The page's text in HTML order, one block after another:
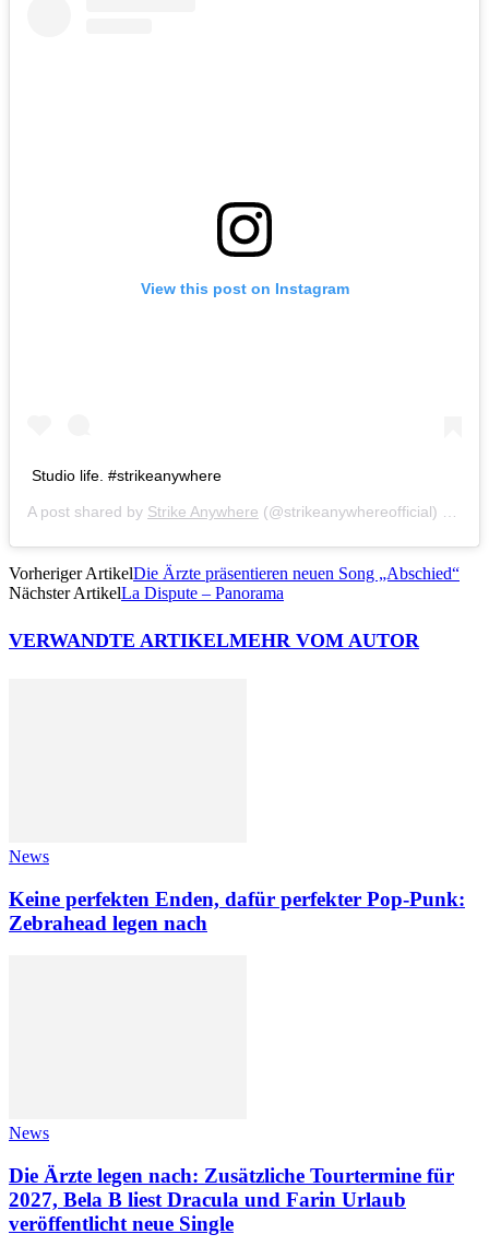
View this post on Instagram
Studio life. #strikeanywhere
A post shared by Strike Anywhere (@strikeanywhereofficial) on
Vorheriger ArtikelDie Ärzte präsentieren neuen Song „Abschied“
Nächster ArtikelLa Dispute – Panorama
VERWANDTE ARTIKELMEHR VOM AUTOR
News
Keine perfekten Enden, dafür perfekter Pop-Punk:
Zebrahead legen nach
News
Die Ärzte legen nach: Zusätzliche Tourtermine für
2027, Bela B liest Dracula und Farin Urlaub
veröffentlicht neue Single